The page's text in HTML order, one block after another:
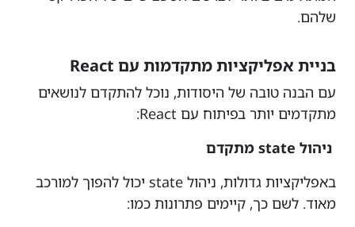
שלהם.
בניית אפליקציות מתקדמות עם React
עם הבנה טובה של היסודות, נוכל להתקדם לנושאים
מתקדמים יותר בפיתוח עם React:
ניהול state מתקדם
באפליקציות גדולות, ניהול state יכול להפוך למורכב
מאוד. לשם כך, קיימים פתרונות כמו: